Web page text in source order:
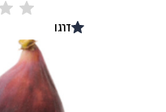
דרגו